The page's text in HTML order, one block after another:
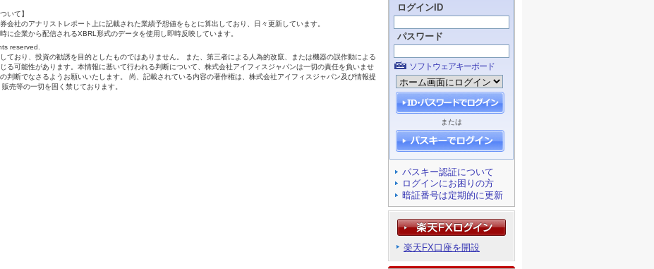
ログインID
パスワード
ソフトウェアキーボード
または
パスキー認証について
ログインにお困りの方
暗証番号は定期的に更新
楽天FX口座を開設